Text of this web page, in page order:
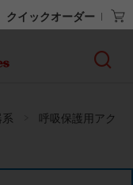
クイックオーダー
呼吸保護用アク